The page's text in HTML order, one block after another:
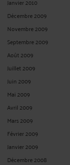
Janvier 2010
Décembre 2009
Novembre 2009
Septembre 2009
Août 2009
Juillet 2009
Juin 2009
Mai 2009
Avril 2009
Mars 2009
Février 2009
Janvier 2009
Décembre 2008